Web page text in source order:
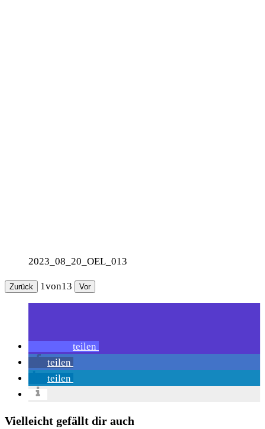
2023_08_20_OEL_013
Zurück 1von13 Vor
teilen
teilen
teilen
Vielleicht gefällt dir auch